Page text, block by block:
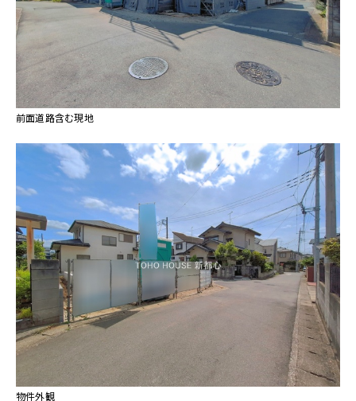
前面道路含む現地
物件外観